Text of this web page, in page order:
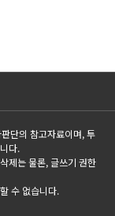
단의 참고자료이며, 투
다.
제는 물론, 글쓰기 권한
수 없습니다.